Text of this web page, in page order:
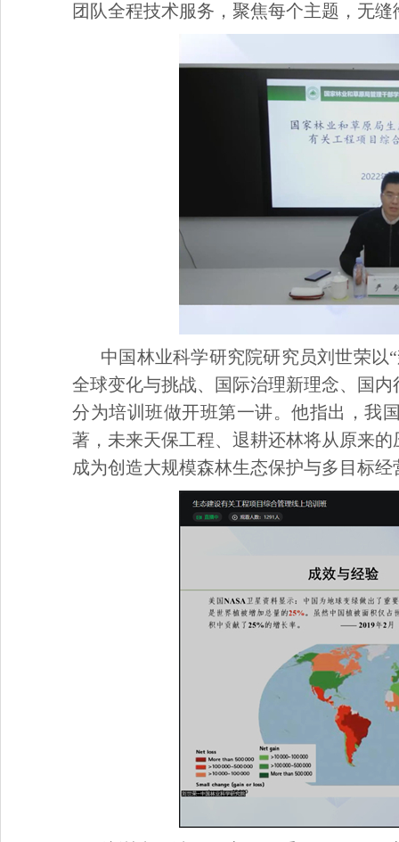
团队全程技术服务，聚焦每个主题，无
中国林业科学研究院研究员刘世荣以
全球变化与挑战、国际治理新理念、国
分为培训班做开班第一讲。他指出，我
著，未来天保工程、退耕还林将从原来
成为创造大规模森林生态保护与多目标